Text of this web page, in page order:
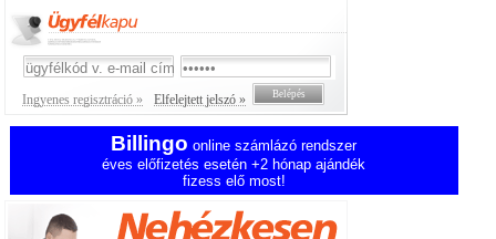
Ingyenes regisztráció » Elfelejtett jelszó »
Billingo online számlázó rendszer
éves előfizetés esetén +2 hónap ajándék
fizess elő most!